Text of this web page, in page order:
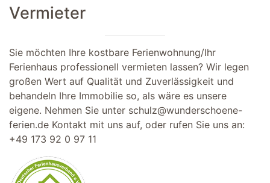
Vermieter
Sie möchten Ihre kostbare Ferienwohnung/Ihr
Ferienhaus professionell vermieten lassen? Wir legen
großen Wert auf Qualität und Zuverlässigkeit und
behandeln Ihre Immobilie so, als wäre es unsere
eigene. Nehmen Sie unter schulz@wunderschoene-
ferien.de Kontakt mit uns auf, oder rufen Sie uns an:
+49 173 92 0 97 11